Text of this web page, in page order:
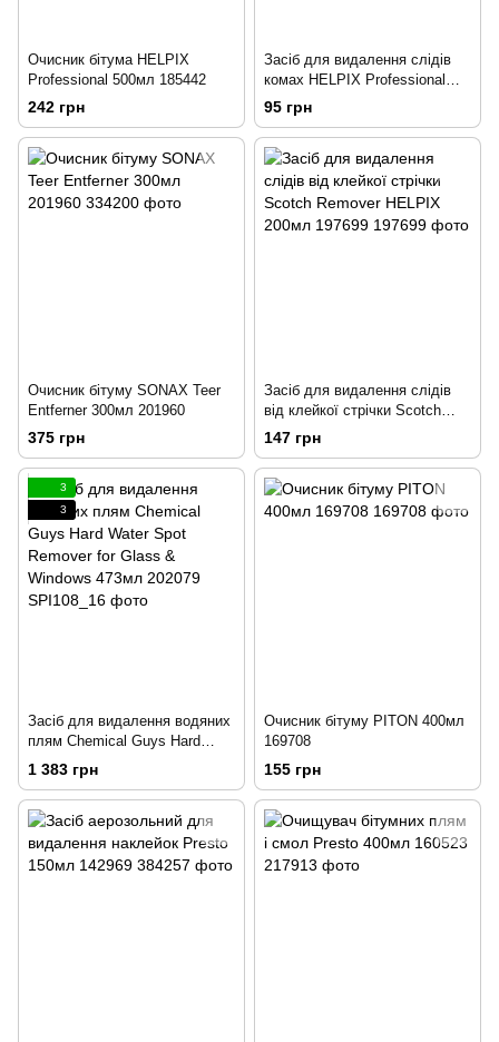
Очисник бітума HELPIX
Professional 500мл 185442
242 грн
Засіб для видалення слідів
комах HELPIX Professional
Антімошка 500мл 185433
95 грн
Очисник бітуму SONAX Teer
Entferner 300мл 201960
375 грн
Засіб для видалення слідів
від клейкої стрічки Scotch
Remover HELPIX 200мл
197699
147 грн
3
3
Засіб для видалення водяних
плям Chemical Guys Hard
Water Spot Remover for Glass
& Windows 473мл 202079
1 383 грн
Очисник бітуму PITON 400мл
169708
155 грн